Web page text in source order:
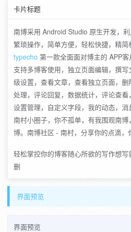
卡片标题
南博采用 Android Studio 原生开发，
繁琐操作，简单方便，轻松快捷，精
typecho 第一款全面面对博主的 APP客
支持多博客使用，独立页面编辑，撰
级设置，查看文章，查看独立页面，
处理，评论回复，数据统计，评论查看
设置管理，自定义字段，我的动态，消
南村小圈子，你不孤单，有我围观南
博。南博社区 - 南村，分享你的点滴，
轻松掌控你的博客随心所欲的写作想
删
界面预览
界面预览